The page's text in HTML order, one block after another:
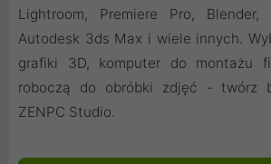
Lightroom, Premiere Pro, Blender,
Autodesk 3ds Max i wiele innych.
grafiki 3D, komputer do montażu
roboczą do obróbki zdjęć - twórz
ZENPC Studio.